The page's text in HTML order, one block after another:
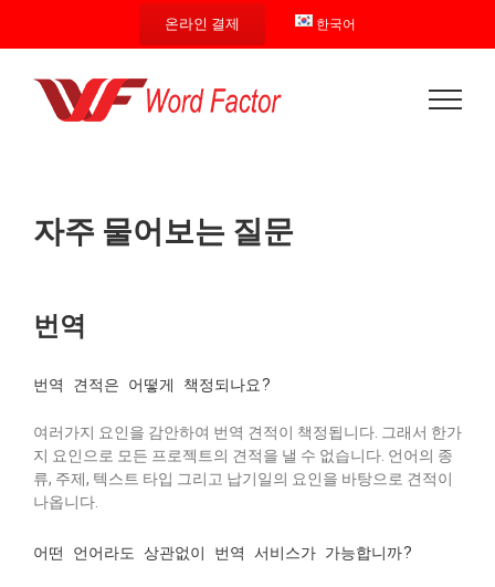
온라인 결제 한국어
자주 물어보는 질문
번역
번역 견적은 어떻게 책정되나요?
여러가지 요인을 감안하여 번역 견적이 책정됩니다. 그래서 한가
지 요인으로 모든 프로젝트의 견적을 낼 수 없습니다. 언어의 종
류, 주제, 텍스트 타입 그리고 납기일의 요인을 바탕으로 견적이
나옵니다.
어떤 언어라도 상관없이 번역 서비스가 가능합니까?